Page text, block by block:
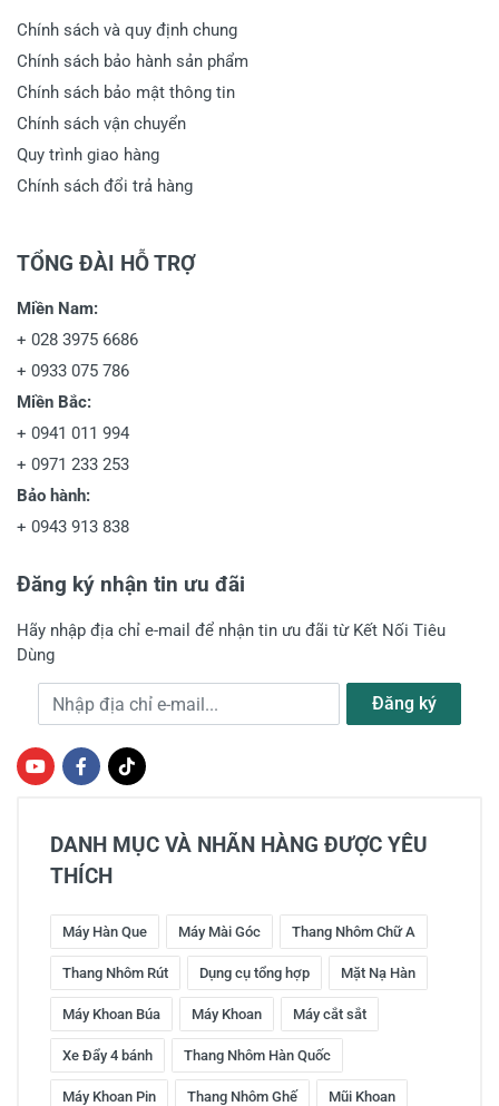
Chính sách và quy định chung
Chính sách bảo hành sản phẩm
Chính sách bảo mật thông tin
Chính sách vận chuyển
Quy trình giao hàng
Chính sách đổi trả hàng
TỔNG ĐÀI HỖ TRỢ
Miền Nam:
+ 028 3975 6686
+ 0933 075 786
Miền Bắc:
+ 0941 011 994
+ 0971 233 253
Bảo hành:
+ 0943 913 838
Đăng ký nhận tin ưu đãi
Hãy nhập địa chỉ e-mail để nhận tin ưu đãi từ Kết Nối Tiêu
Dùng
Địa chỉ e-mail Đăng ký
DANH MỤC VÀ NHÃN HÀNG ĐƯỢC YÊU
THÍCH
Máy Hàn Que Máy Mài Góc Thang Nhôm Chữ A
Thang Nhôm Rút Dụng cụ tổng hợp Mặt Nạ Hàn
Máy Khoan Búa Máy Khoan Máy cắt sắt
Xe Đẩy 4 bánh Thang Nhôm Hàn Quốc
Máy Khoan Pin Thang Nhôm Ghế Mũi Khoan